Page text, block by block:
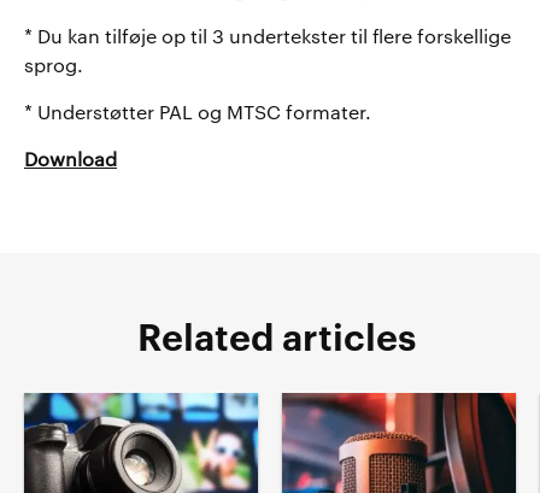
* Du kan tilføje op til 3 undertekster til flere forskellige
sprog.
* Understøtter PAL og MTSC formater.
Download
Related articles